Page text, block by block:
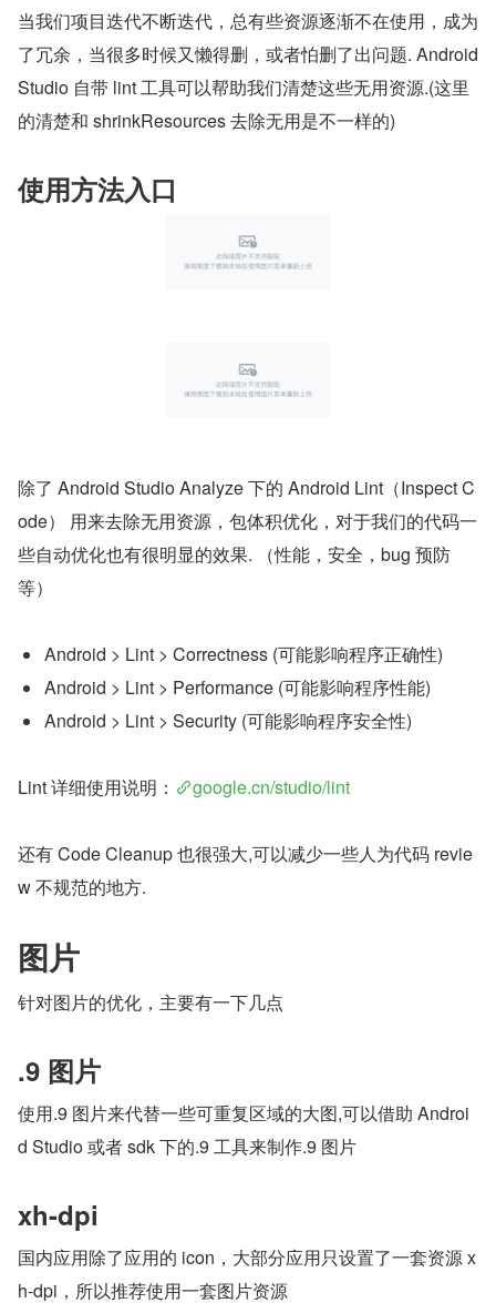
当我们项目迭代不断迭代，总有些资源逐渐不在使用，成为
了冗余，当很多时候又懒得删，或者怕删了出问题. Android
Studio 自带 lint 工具可以帮助我们清楚这些无用资源.(这里
的清楚和 shrinkResources 去除无用是不一样的)
使用方法入口
除了 Android Studio Analyze 下的 Android Lint（Inspect C
ode） 用来去除无用资源，包体积优化，对于我们的代码一
些自动优化也有很明显的效果. （性能，安全，bug 预防
等）
Android > Lint > Correctness (可能影响程序正确性)
Android > Lint > Performance (可能影响程序性能)
Android > Lint > Security (可能影响程序安全性)
Lint 详细使用说明： google.cn/studio/lint
还有 Code Cleanup 也很强大,可以减少一些人为代码 revie
w 不规范的地方.
图片
针对图片的优化，主要有一下几点
.9 图片
使用.9 图片来代替一些可重复区域的大图,可以借助 Androi
d Studio 或者 sdk 下的.9 工具来制作.9 图片
xh-dpi
国内应用除了应用的 icon，大部分应用只设置了一套资源 x
h-dpi，所以推荐使用一套图片资源